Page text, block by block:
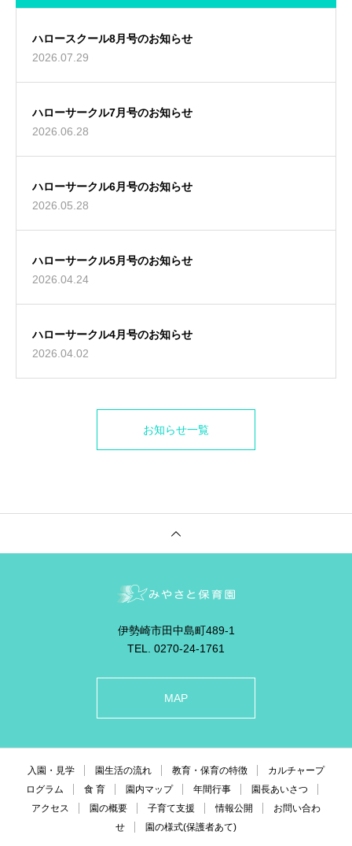
ハロースクール8月号のお知らせ
2026.07.29
ハローサークル7月号のお知らせ
2026.06.28
ハローサークル6月号のお知らせ
2026.05.28
ハローサークル5月号のお知らせ
2026.04.24
ハローサークル4月号のお知らせ
2026.04.02
お知らせ一覧
伊勢崎市田中島町489-1
TEL. 0270-24-1761
MAP
入園・見学 園生活の流れ 教育・保育の特徴
カルチャープ
ログラム
食 育 園内マップ 年間行事
園長あいさつ
アクセス
園の概要 子育て支援 情報公開
お問い合わ
せ
園の様式(保護者あて)